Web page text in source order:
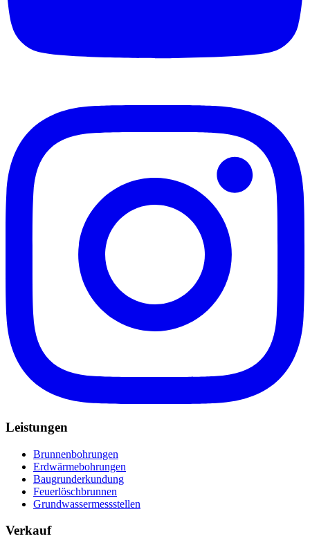
Leistungen
Brunnenbohrungen
Erdwärmebohrungen
Baugrunderkundung
Feuerlöschbrunnen
Grundwassermessstellen
Verkauf